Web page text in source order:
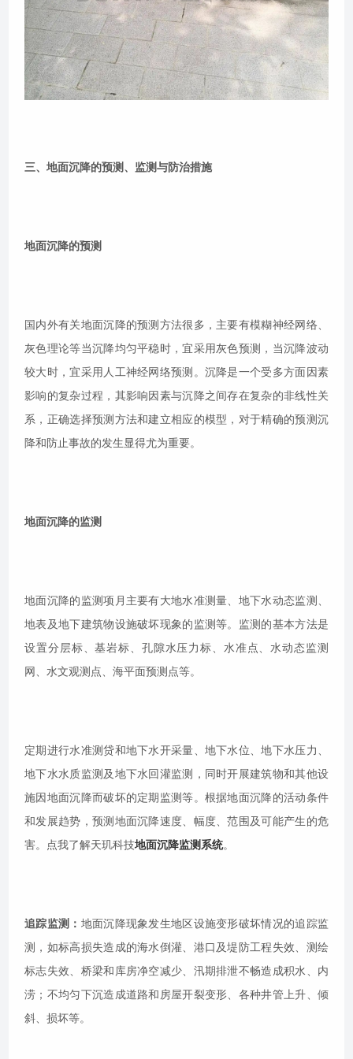
三、地面沉降的预测、监测与防治措施
地面沉降的预测
国内外有关地面沉降的预测方法很多，主要有模糊神经网络、
灰色理论等当沉降均匀平稳时，宜采用灰色预测，当沉降波动
较大时，宜采用人工神经网络预测。沉降是一个受多方面因素
影响的复杂过程，其影响因素与沉降之间存在复杂的非线性关
系，正确选择预测方法和建立相应的模型，对于精确的预测沉
降和防止事故的发生显得尤为重要。
地面沉降的监测
地面沉降的监测项月主要有大地水准测量、地下水动态监测、
地表及地下建筑物设施破坏现象的监测等。监测的基本方法是
设置分层标、基岩标、孔隙水压力标、水准点、水动态监测
网、水文观测点、海平面预测点等。
定期进行水准测贷和地下水开采量、地下水位、地下水压力、
地下水水质监测及地下水回灌监测，同时开展建筑物和其他设
施因地面沉降而破坏的定期监测等。根据地面沉降的活动条件
和发展趋势，预测地面沉降速度、幅度、范围及可能产生的危
害。点我了解天玑科技地面沉降监测系统。
追踪监测： 地面沉降现象发生地区设施变形破坏情况的追踪监
测，如标高损失造成的海水倒灌、港口及堤防工程失效、测绘
标志失效、桥梁和库房净空减少、汛期排泄不畅造成积水、内
涝；不均匀下沉造成道路和房屋开裂变形、各种井管上升、倾
斜、损坏等。